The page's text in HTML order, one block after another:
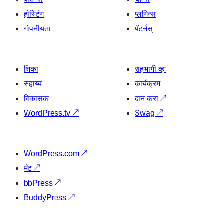
होस्टिंग
गोपनीयता
प्लगिन्स
पॅटर्नस्
शिका
सहाय्य
विकासक
WordPress.tv ↗
सहभागी व्हा
कार्यक्रम
दान करा ↗
Swag ↗
WordPress.com ↗
मॅट↗
bbPress ↗
BuddyPress ↗